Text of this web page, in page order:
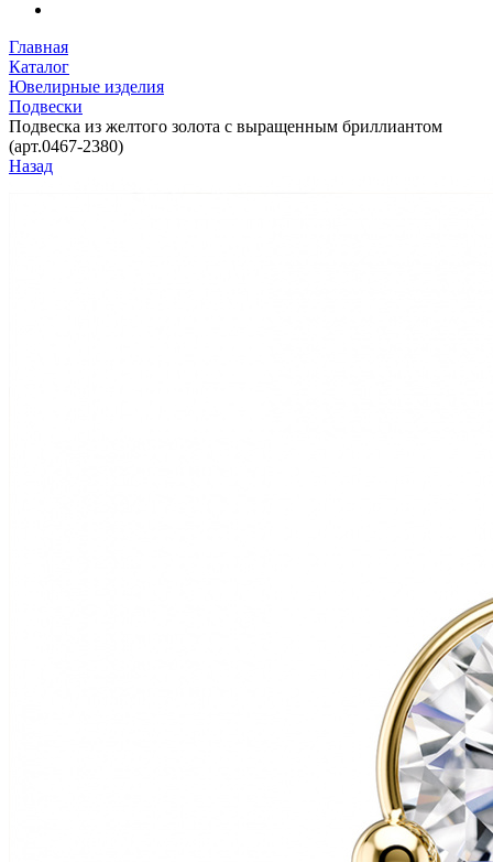
Главная
Каталог
Ювелирные изделия
Подвески
Подвеска из желтого золота с выращенным бриллиантом
(арт.0467-2380)
Назад